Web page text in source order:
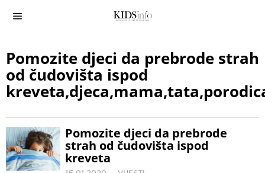
Pomozite djeci da prebrode strah
od čudovišta ispod
Pomozite djeci da prebrode
strah od čudovišta ispod
kreveta